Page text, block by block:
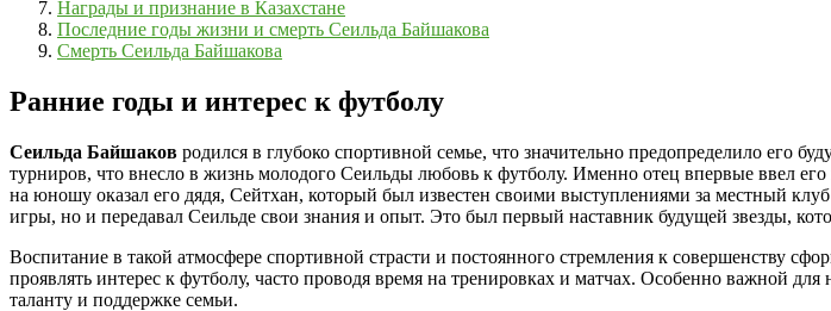
Награды и признание в Казахстане
Последние годы жизни и смерть Сеильда Байшакова
Смерть Сеильда Байшакова
Ранние годы и интерес к футболу
Сеильда Байшаков родился в глубоко спортивной семье, что значительно предопределило
турниров, что внесло в жизнь молодого Сеильды любовь к футболу. Именно отец впервые ввел
на юношу оказал его дядя, Сейтхан, который был известен своими выступлениями за местный
игры, но и передавал Сеильде свои знания и опыт. Это был первый наставник будущей звезды,
Воспитание в такой атмосфере спортивной страсти и постоянного стремления к совершенству
проявлять интерес к футболу, часто проводя время на тренировках и матчах. Особенно важной
таланту и поддержке семьи.